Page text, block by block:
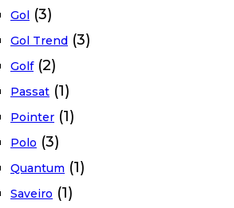
Gol (3)
Gol Trend (3)
Golf (2)
Passat (1)
Pointer (1)
Polo (3)
Quantum (1)
Saveiro (1)